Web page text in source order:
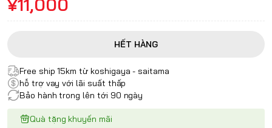
¥11,000
HẾT HÀNG
Free ship 15km từ koshigaya - saitama
hỗ trợ vay với lãi suất thấp
Bảo hành trong lên tới 90 ngày
Quà tặng khuyến mãi